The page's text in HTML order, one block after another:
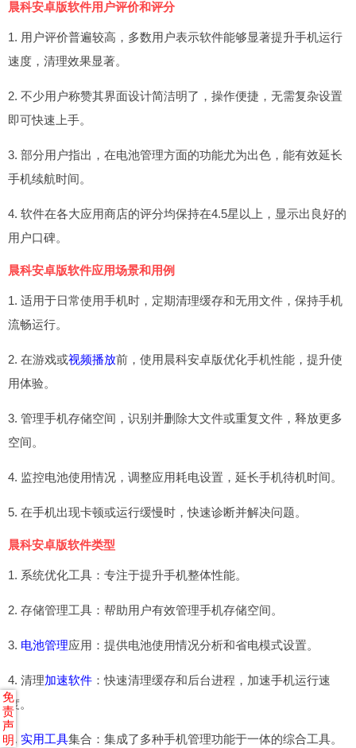
晨科安卓版软件用户评价和评分
1. 用户评价普遍较高，多数用户表示软件能够显著提升手机运行
速度，清理效果显著。
2. 不少用户称赞其界面设计简洁明了，操作便捷，无需复杂设置
即可快速上手。
3. 部分用户指出，在电池管理方面的功能尤为出色，能有效延长
手机续航时间。
4. 软件在各大应用商店的评分均保持在4.5星以上，显示出良好的
用户口碑。
晨科安卓版软件应用场景和用例
1. 适用于日常使用手机时，定期清理缓存和无用文件，保持手机
流畅运行。
2. 在游戏或视频播放前，使用晨科安卓版优化手机性能，提升使
用体验。
3. 管理手机存储空间，识别并删除大文件或重复文件，释放更多
空间。
4. 监控电池使用情况，调整应用耗电设置，延长手机待机时间。
5. 在手机出现卡顿或运行缓慢时，快速诊断并解决问题。
晨科安卓版软件类型
1. 系统优化工具：专注于提升手机整体性能。
2. 存储管理工具：帮助用户有效管理手机存储空间。
3. 电池管理应用：提供电池使用情况分析和省电模式设置。
4. 清理加速软件 ：快速清理缓存和后台进程，加速手机运行速
度。
5. 实用工具集合：集成了多种手机管理功能于一体的综合工具。
免
责
声
明